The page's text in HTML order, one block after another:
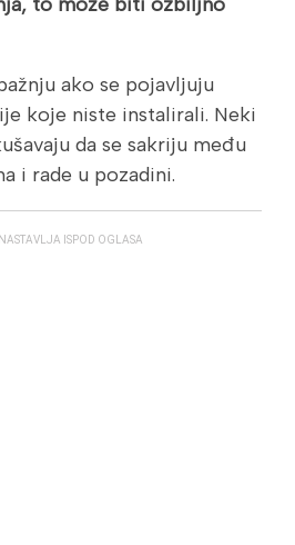
ako se pojavljuju
koje niste instalirali. Neki
da se sakriju među
i rade u pozadini.
NASTAVLJA ISPOD OGLASA